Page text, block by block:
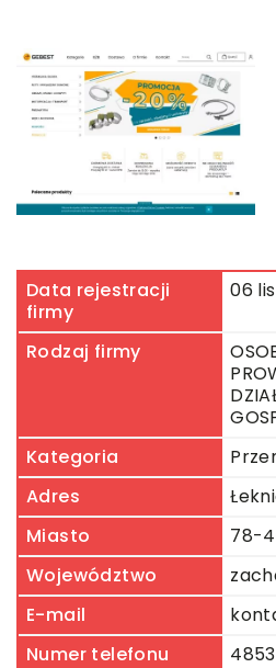
Data rejestracji
firmy
06
Rodzaj firmy
Kategoria
Adres
Miasto
78-
Województwo
E-mail
Numer telefonu